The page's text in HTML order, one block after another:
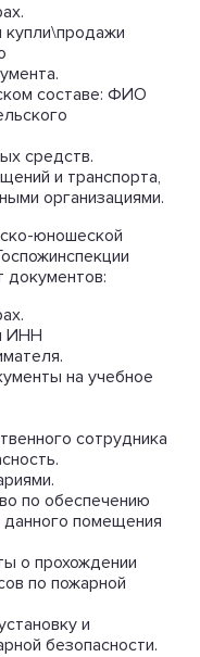
составе: ФИО
средств.
и транспорта,
организациями.
юношеской
документов:
ИНН
на учебное
сотрудника
по обеспечению
помещения
о прохождении
по пожарной
и
безопасности.